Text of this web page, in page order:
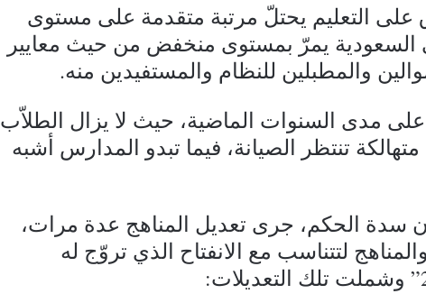
على التعليم يحتلّ مرتبة متقدمة على مستوى
السعودية يمرّ بمستوى منخفض من حيث معايير
والمطبلين للنظام والمستفيدين منه.
على مدى السنوات الماضية، حيث لا يزال الطلاّب
تنتظر الصيانة، فيما تبدو المدارس أشبه
سدة الحكم، جرى تعديل المناهج عدة مرات،
لتتناسب مع الانفتاح الذي تروّج له